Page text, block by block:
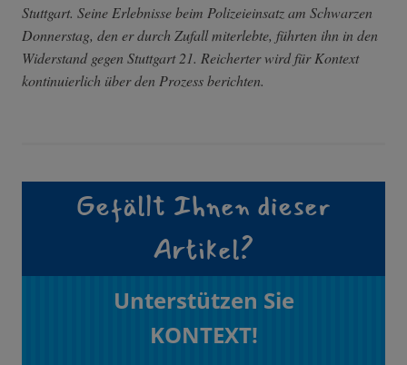
Stuttgart. Seine Erlebnisse beim Polizeieinsatz am Schwarzen
Donnerstag, den er durch Zufall miterlebte, führten ihn in den
Widerstand gegen Stuttgart 21. Reicherter wird für Kontext
kontinuierlich über den Prozess berichten.
Gefällt Ihnen dieser
Artikel?
Unterstützen Sie
KONTEXT!